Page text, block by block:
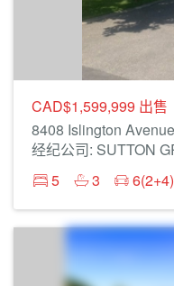
CAD$1,599,999 出售
8408 Islington
经纪公司: SUTTON
5
3 6(2+4)